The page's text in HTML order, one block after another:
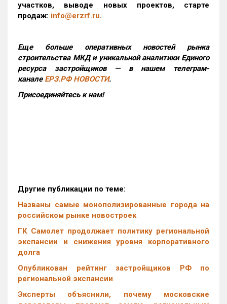
участков, выводе новых проектов, старте
продаж: info@erzrf.ru.
Еще больше оперативных новостей рынка
строительства МКД и уникальной аналитики Единого
ресурса застройщиков — в нашем телеграм-
канале ЕРЗ.РФ НОВОСТИ.
Присоединяйтесь к нам!
Другие публикации по теме:
Названы самые монополизированные города на
российском рынке новостроек
ГК Самолет продолжает политику региональной
экспансии и снижения уровня корпоративного
долга
Опубликован рейтинг застройщиков РФ по
региональной экспансии
Эксперты объяснили, почему московские